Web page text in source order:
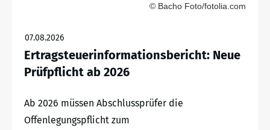
© Bacho Foto/fotolia.com
07.08.2026
Ertragsteuerinformationsbericht: Neue
Prüfpflicht ab 2026
Ab 2026 müssen Abschlussprüfer die
Offenlegungspflicht zum